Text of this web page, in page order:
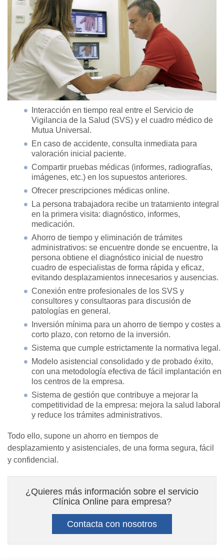
Interacción en tiempo real entre el Servicio de
Vigilancia de la Salud (SVS) y el cuadro médico de
Mutua Universal.
En caso de accidente, consulta inmediata para
valoración inicial paciente.
Compartir pruebas médicas (informes, radiografías,
imágenes, etc.) en los supuestos anteriores.
Ofrecer prescripciones médicas online.
La persona trabajadora recibe un tratamiento integral
en la primera visita: diagnóstico, informes,
medicación.
Ahorro de tiempo y eliminación de trámites
administrativos: se encuentre donde se encuentre, la
persona obtiene el diagnóstico inicial de nuestro
cuadro de especialistas de forma rápida y eficaz,
evitando desplazamientos innecesarios y ausencias.
Conexión entre profesionales de los SVS y
consultores y consultaoras para discusión de
patologías en general.
Inversión mínima para un ahorro de tiempo y costes a
corto plazo, con retorno de la inversión.
Sistema que cumple estrictamente la normativa legal.
Modelo asistencial consolidado y de probado éxito,
con una metodología efectiva de fácil implantación en
los centros de la empresa.
Sistema de gestión que contribuye a mejorar la
competitividad de la empresa: mejora la salud laboral
y reduce los trámites administrativos.
Todo ello, supone un ahorro en tiempos de
desplazamiento y asistenciales, de una forma segura, fácil
y confidencial.
¿Quieres más información sobre el servicio
Clínica Online para empresa?
Contacta con nosotros